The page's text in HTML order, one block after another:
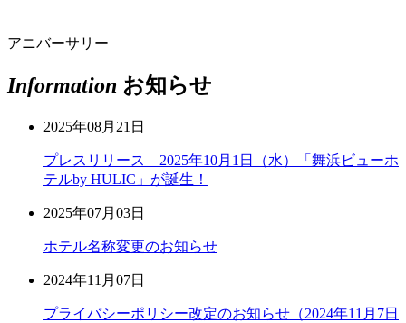
アニバーサリー
Information お知らせ
2025年08月21日
プレスリリース 2025年10月1日（水）「舞浜ビューホ
テルby HULIC」が誕生！
2025年07月03日
ホテル名称変更のお知らせ
2024年11月07日
プライバシーポリシー改定のお知らせ（2024年11月7日